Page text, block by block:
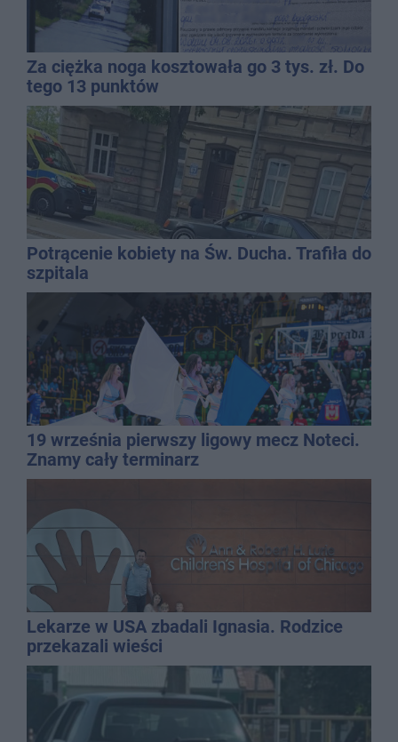
Za ciężka noga kosztowała go 3 tys. zł. Do
tego 13 punktów
Potrącenie kobiety na Św. Ducha. Trafiła do
szpitala
19 września pierwszy ligowy mecz Noteci.
Znamy cały terminarz
Lekarze w USA zbadali Ignasia. Rodzice
przekazali wieści